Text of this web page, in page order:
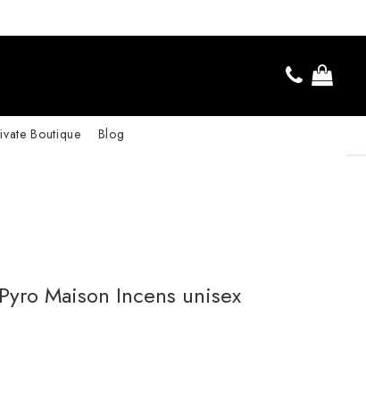
Boutique Blog
Maison Incens unisex